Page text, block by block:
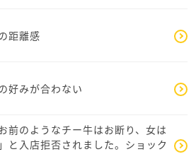
1つ増やす
」だけでも合格にする
していきましょうね。
しまっただけです。
が、一番大切なお仕事ですよ。
距離感
好みが合わない
前のようなチー牛はお断り、女は
と入店拒否されました。ショック